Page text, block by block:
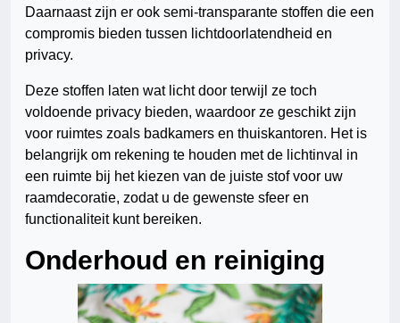
Daarnaast zijn er ook semi-transparante stoffen die een
compromis bieden tussen lichtdoorlatendheid en
privacy.
Deze stoffen laten wat licht door terwijl ze toch
voldoende privacy bieden, waardoor ze geschikt zijn
voor ruimtes zoals badkamers en thuiskantoren. Het is
belangrijk om rekening te houden met de lichtinval in
een ruimte bij het kiezen van de juiste stof voor uw
raamdecoratie, zodat u de gewenste sfeer en
functionaliteit kunt bereiken.
Onderhoud en reiniging